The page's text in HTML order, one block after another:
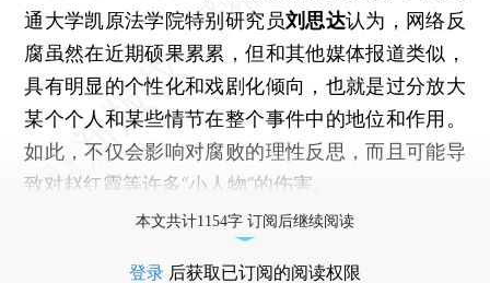
通大学凯原法学院特别研究员刘思达认为，网络反
腐虽然在近期硕果累累，但和其他媒体报道类似，
具有明显的个性化和戏剧化倾向，也就是过分放大
某个个人和某些情节在整个事件中的地位和作用。
如此，不仅会影响对腐败的理性反思，而且可能导
致对赵红霞等许多“小人物”的伤害。
本文共计1154字 订阅后继续阅读
登录 后获取已订阅的阅读权限